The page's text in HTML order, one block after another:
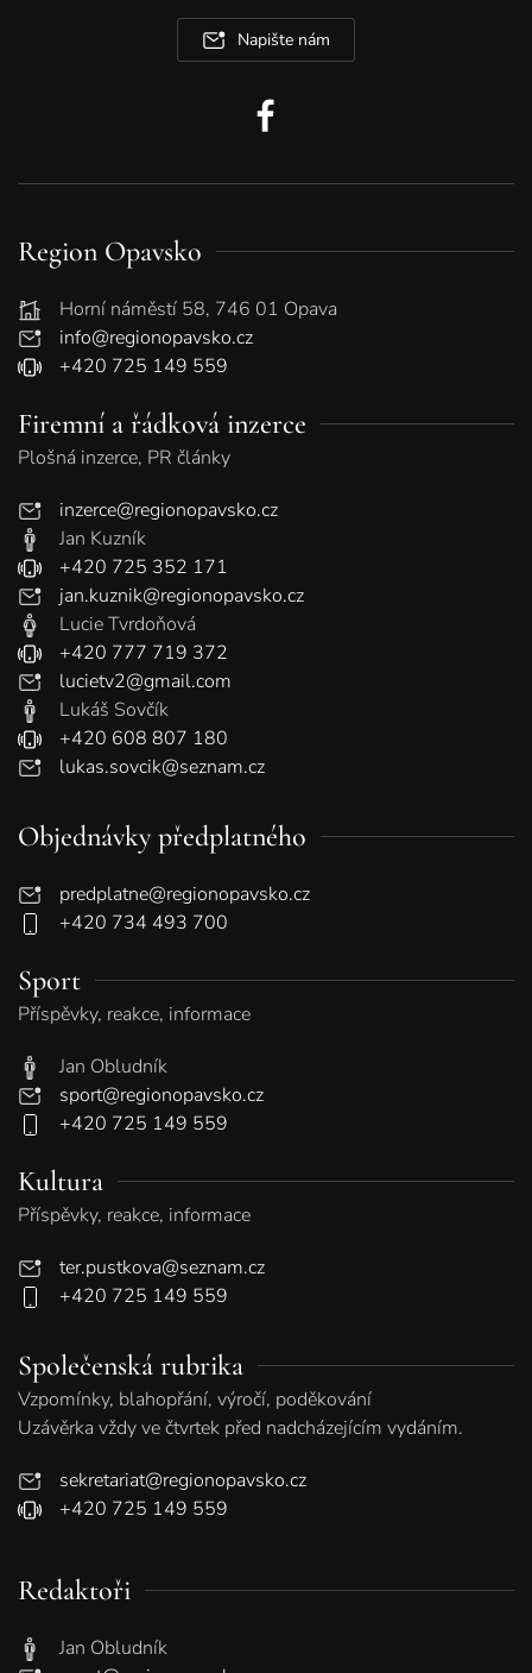
Napište nám
Region Opavsko
Horní náměstí 58, 746 01 Opava
info@regionopavsko.cz
+420 725 149 559
Firemní a řádková inzerce
Plošná inzerce, PR články
inzerce@regionopavsko.cz
Jan Kuzník
+420 725 352 171
jan.kuznik@regionopavsko.cz
Lucie Tvrdoňová
+420 777 719 372
lucietv2@gmail.com
Lukáš Sovčík
+420 608 807 180
lukas.sovcik@seznam.cz
Objednávky předplatného
predplatne@regionopavsko.cz
+420 734 493 700
Sport
Příspěvky, reakce, informace
Jan Obludník
sport@regionopavsko.cz
+420 725 149 559
Kultura
Příspěvky, reakce, informace
ter.pustkova@seznam.cz
+420 725 149 559
Společenská rubrika
Vzpomínky, blahopřání, výročí, poděkování
Uzávěrka vždy ve čtvrtek před nadcházejícím vydáním.
sekretariat@regionopavsko.cz
+420 725 149 559
Redaktoři
Jan Obludník